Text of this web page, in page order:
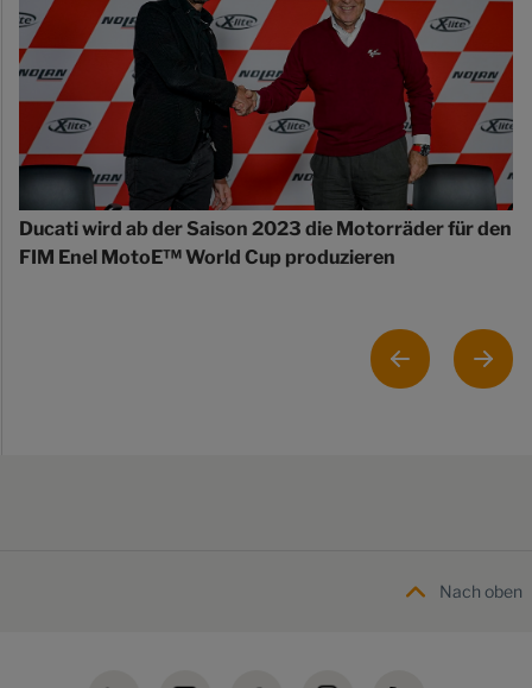
Ducati wird ab der Saison 2023 die Motorräder für den
FIM Enel MotoE™ World Cup produzieren
Nach oben